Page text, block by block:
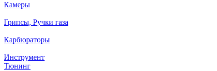
Камеры
Грипсы, Ручки газа
Карбюраторы
Инструмент
Тюнинг